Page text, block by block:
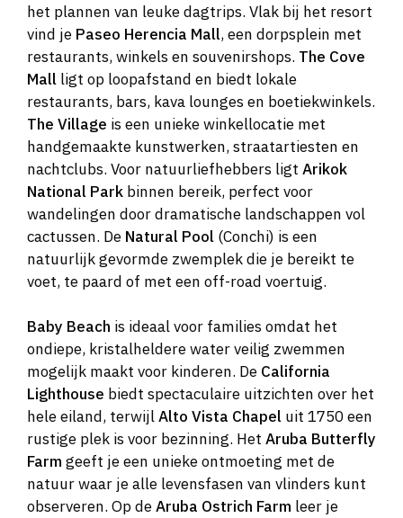
het plannen van leuke dagtrips. Vlak bij het resort
vind je Paseo Herencia Mall, een dorpsplein met
restaurants, winkels en souvenirshops. The Cove
Mall ligt op loopafstand en biedt lokale
restaurants, bars, kava lounges en boetiekwinkels.
The Village is een unieke winkellocatie met
handgemaakte kunstwerken, straatartiesten en
nachtclubs. Voor natuurliefhebbers ligt Arikok
National Park binnen bereik, perfect voor
wandelingen door dramatische landschappen vol
cactussen. De Natural Pool (Conchi) is een
natuurlijk gevormde zwemplek die je bereikt te
voet, te paard of met een off-road voertuig.
Baby Beach is ideaal voor families omdat het
ondiepe, kristalheldere water veilig zwemmen
mogelijk maakt voor kinderen. De California
Lighthouse biedt spectaculaire uitzichten over het
hele eiland, terwijlAlto Vista Chapel uit 1750 een
rustige plek is voor bezinning. Het Aruba Butterfly
Farm geeft je een unieke ontmoeting met de
natuur waar je alle levensfasen van vlinders kunt
observeren. Op deAruba Ostrich Farm leer je